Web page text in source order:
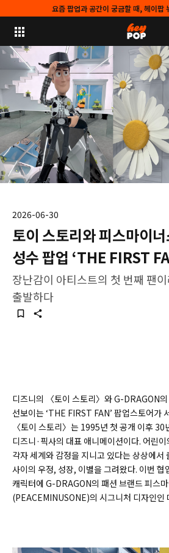
요즘 팝업과 공간이 궁금할 때, 헤이팝
2026-06-30
토이 스토리와 피스마이
성수 팝업 ‘THE FIRST
장난감이 아티스트의 첫 번째 팬
출발하다
디즈니의 〈토이 스토리〉와 G-DRAGON
선보이는 ‘THE FIRST FAN’ 팝업스토어가
〈토이 스토리〉는 1995년 첫 공개 이후 30
디즈니·픽사의 대표 애니메이션이다. 어린
각자 세계와 감정을 지니고 있다는 상상에서
사이의 우정, 성장, 이별을 그려왔다. 이번 협
캐릭터에 G-DRAGON의 패션 브랜드 피스
(PEACEMINUSONE)의 시그니처 디자인인